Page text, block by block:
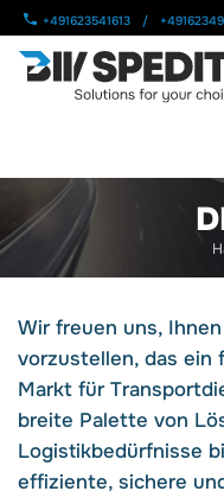
+491623541613 /
Wir freuen uns,
vorzustellen, das ein
Markt für
breite Palette von
Logistikbedürfnisse
effiziente, sichere